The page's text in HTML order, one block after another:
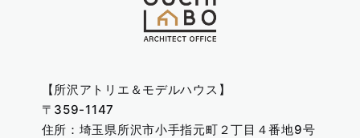
【所沢アトリエ＆モデルハウス】
〒359-1147
住所：埼玉県所沢市小手指元町２丁目４番地9号